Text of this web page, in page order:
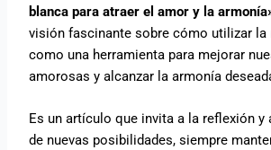
blanca para atraer el amor y la
visión fascinante sobre cómo utilizar la
como una herramienta para mejorar
amorosas y alcanzar la armonía
Es un artículo que invita a la reflexión y
de nuevas posibilidades, siempre